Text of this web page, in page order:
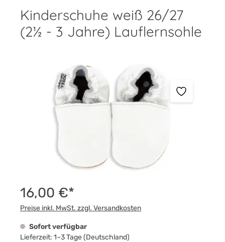
Kinderschuhe weiß 26/27
(2½ - 3 Jahre) Lauflernsohle
Bildergalerie überspringen
16,00 €*
Preise inkl. MwSt. zzgl. Versandkosten
Sofort verfügbar
Lieferzeit: 1–3 Tage (Deutschland)